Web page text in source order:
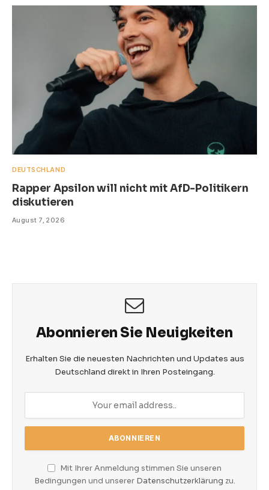
DEUTSCHLAND
Rapper Apsilon will nicht mit AfD-Politikern
diskutieren
August 7, 2026
Abonnieren Sie Neuigkeiten
Erhalten Sie die neuesten Nachrichten und Updates aus
Deutschland direkt in Ihren Posteingang.
Mit Ihrer Anmeldung stimmen Sie unseren
Bedingungen und unserer Datenschutzerklärung zu.